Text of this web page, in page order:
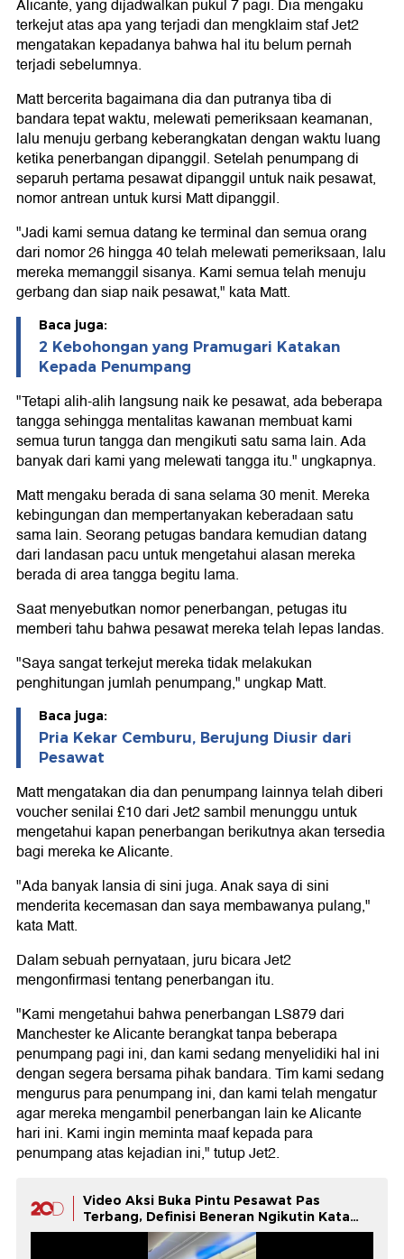
Alicante, yang dijadwalkan pukul 7 pagi. Dia mengaku
terkejut atas apa yang terjadi dan mengklaim staf Jet2
mengatakan kepadanya bahwa hal itu belum pernah
terjadi sebelumnya.
Matt bercerita bagaimana dia dan putranya tiba di
bandara tepat waktu, melewati pemeriksaan keamanan,
lalu menuju gerbang keberangkatan dengan waktu luang
ketika penerbangan dipanggil. Setelah penumpang di
separuh pertama pesawat dipanggil untuk naik pesawat,
nomor antrean untuk kursi Matt dipanggil.
"Jadi kami semua datang ke terminal dan semua orang
dari nomor 26 hingga 40 telah melewati pemeriksaan, lalu
mereka memanggil sisanya. Kami semua telah menuju
gerbang dan siap naik pesawat," kata Matt.
Baca juga:
2 Kebohongan yang Pramugari Katakan
Kepada Penumpang
"Tetapi alih-alih langsung naik ke pesawat, ada beberapa
tangga sehingga mentalitas kawanan membuat kami
semua turun tangga dan mengikuti satu sama lain. Ada
banyak dari kami yang melewati tangga itu." ungkapnya.
Matt mengaku berada di sana selama 30 menit. Mereka
kebingungan dan mempertanyakan keberadaan satu
sama lain. Seorang petugas bandara kemudian datang
dari landasan pacu untuk mengetahui alasan mereka
berada di area tangga begitu lama.
Saat menyebutkan nomor penerbangan, petugas itu
memberi tahu bahwa pesawat mereka telah lepas landas.
"Saya sangat terkejut mereka tidak melakukan
penghitungan jumlah penumpang," ungkap Matt.
Baca juga:
Pria Kekar Cemburu, Berujung Diusir dari
Pesawat
Matt mengatakan dia dan penumpang lainnya telah diberi
voucher senilai £10 dari Jet2 sambil menunggu untuk
mengetahui kapan penerbangan berikutnya akan tersedia
bagi mereka ke Alicante.
"Ada banyak lansia di sini juga. Anak saya di sini
menderita kecemasan dan saya membawanya pulang,"
kata Matt.
Dalam sebuah pernyataan, juru bicara Jet2
mengonfirmasi tentang penerbangan itu.
"Kami mengetahui bahwa penerbangan LS879 dari
Manchester ke Alicante berangkat tanpa beberapa
penumpang pagi ini, dan kami sedang menyelidiki hal ini
dengan segera bersama pihak bandara. Tim kami sedang
mengurus para penumpang ini, dan kami telah mengatur
agar mereka mengambil penerbangan lain ke Alicante
hari ini. Kami ingin meminta maaf kepada para
penumpang atas kejadian ini," tutup Jet2.
Video Aksi Buka Pintu Pesawat Pas
Terbang, Definisi Beneran Ngikutin Kata
Otak!